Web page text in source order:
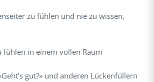
zu fühlen und nie zu wissen,
fühlen in einem vollen Raum
gut?» und anderen Lückenfüllern